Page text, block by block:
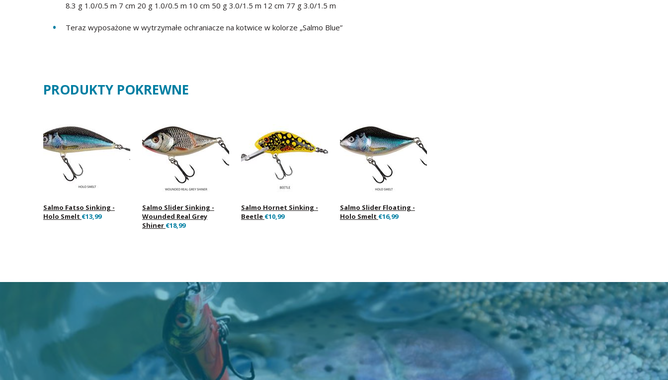
8.3 g 1.0/0.5 m 7 cm 20 g 1.0/0.5 m 10 cm 50 g 3.0/1.5 m 12 cm 77 g 3.0/1.5 m
Teraz wyposażone w wytrzymałe ochraniacze na kotwice w kolorze „Salmo Blue”
PRODUKTY POKREWNE
Salmo Fatso Sinking -
Holo Smelt €13,99
Salmo Slider Sinking -
Wounded Real Grey
Shiner €18,99
Salmo Hornet Sinking -
Beetle €10,99
Salmo Slider Floating -
Holo Smelt €16,99